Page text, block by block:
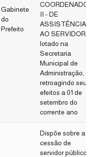
Gabinete
do
Prefeito
II - DE
ASSISTÊNCIA
AO SERVIDOR,
lotado na
Secretaria
Municipal de
Administração,
retroagindo seus
efeitos a 01 de
setembro do
corrente ano
Dispõe sobre a
cessão de
servidor público,